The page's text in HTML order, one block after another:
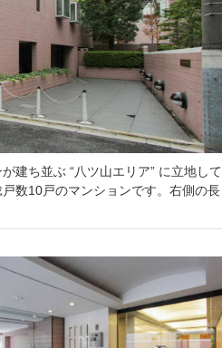
建ち並ぶ “八ツ山エリア” に立地して
数10戸のマンションです。右側の長